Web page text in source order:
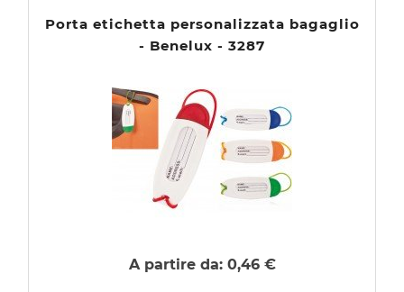
Porta etichetta personalizzata bagaglio
- Benelux - 3287
A partire da: 0,46 €